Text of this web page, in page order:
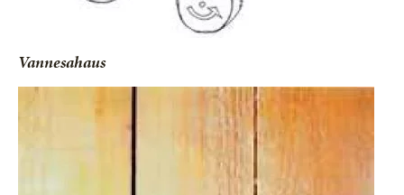
Vannesahaus